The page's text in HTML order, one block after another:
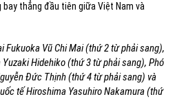
bay thẳng đầu tiên giữa Việt Nam và
Fukuoka Vũ Chi Mai (thứ 2 từ phải sang),
Hidehiko (thứ 3 từ phải sang), Phó
Đức Thịnh (thứ 4 từ phải sang) và
tế Hiroshima Yasuhiro Nakamura (thứ